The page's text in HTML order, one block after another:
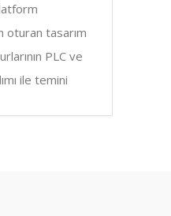
oturan tasarım
PLC ve
ile temini